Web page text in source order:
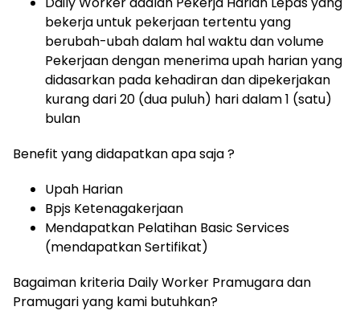
bekerja untuk pekerjaan tertentu yang
berubah-ubah dalam hal waktu dan volume
Pekerjaan dengan menerima upah harian yang
didasarkan pada kehadiran dan dipekerjakan
kurang dari 20 (dua puluh) hari dalam 1 (satu)
bulan
Benefit yang didapatkan apa saja ?
Upah Harian
Bpjs Ketenagakerjaan
Mendapatkan Pelatihan Basic Services
(mendapatkan Sertifikat)
Bagaiman kriteria Daily Worker Pramugara dan
Pramugari yang kami butuhkan?